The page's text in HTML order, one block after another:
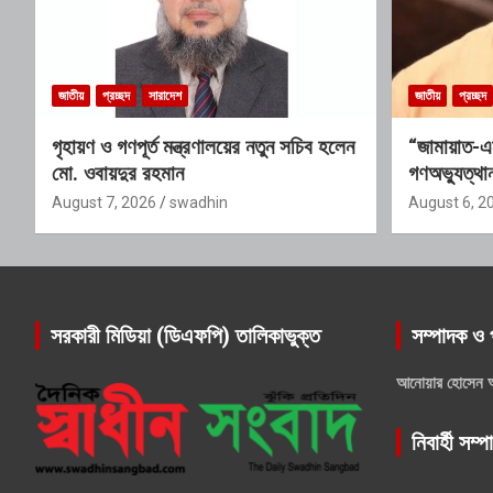
জাতীয় প্রচ্ছদ সারাদেশ
গৃহায়ণ ও গণপূর্ত মন্ত্রণালয়ের নতুন সচিব হলেন
মো. ওবায়দুর রহমান
August 7, 2026 swadhin
জাতীয় প্রচ্ছদ
“জামায়াত-
গণঅভ্যুত্থান
যোগ্যতাও
August 6,
সরকারী মিডিয়া (ডিএফপি) তালিকাভুক্ত সম্পাদক ও
আনোয়ার হোসেন
নিবার্হী